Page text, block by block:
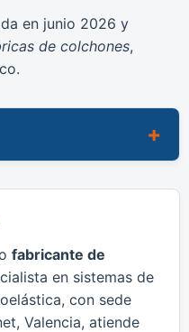
en junio 2026 y
de colchones,
fabricante de
en sistemas de
con sede
Valencia, atiende